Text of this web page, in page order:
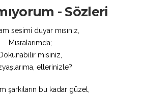
- Sözleri
sesimi duyar mısınız,
Mısralarımda;
Dokunabilir misiniz,
ellerinizle?
şarkıların bu kadar güzel,